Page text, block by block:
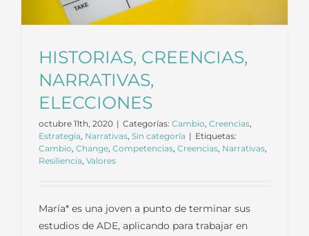
HISTORIAS, CREENCIAS,
NARRATIVAS,
ELECCIONES
octubre 11th, 2020 | Categorías: Cambio, Creencias,
Estrategia, Narrativas, Sin categoría | Etiquetas:
Cambio, Change, Competencias, Creencias, Narrativas,
Resiliencia, Valores
María* es una joven a punto de terminar sus
estudios de ADE, aplicando para trabajar en